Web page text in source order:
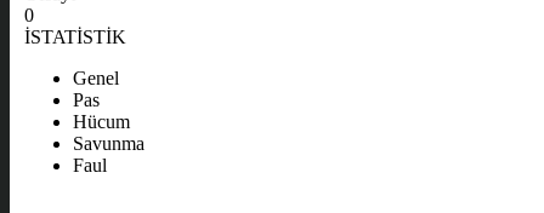
0
İSTATİSTİK
Genel
Pas
Hücum
Savunma
Faul